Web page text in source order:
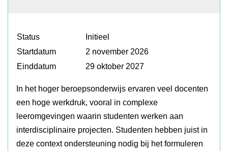
Status
Initieel
Startdatum
2 november 2026
Einddatum
29 oktober 2027
In het hoger beroepsonderwijs ervaren veel docenten
een hoge werkdruk, vooral in complexe
leeromgevingen waarin studenten werken aan
interdisciplinaire projecten. Studenten hebben juist in
deze context ondersteuning nodig bij het formuleren